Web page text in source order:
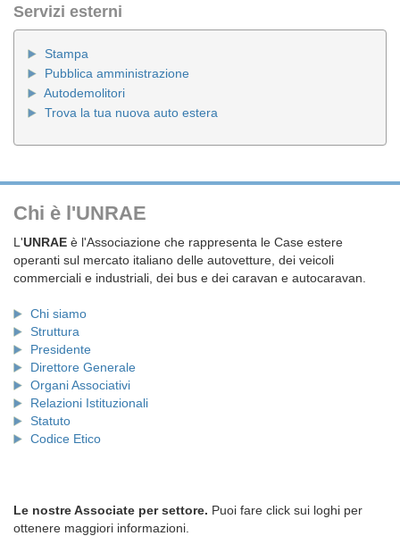
Servizi esterni
Stampa
Pubblica amministrazione
Autodemolitori
Trova la tua nuova auto estera
Chi è l'UNRAE
L'UNRAE è l'Associazione che rappresenta le Case estere
operanti sul mercato italiano delle autovetture, dei veicoli
commerciali e industriali, dei bus e dei caravan e autocaravan.
Chi siamo
Struttura
Presidente
Direttore Generale
Organi Associativi
Relazioni Istituzionali
Statuto
Codice Etico
Le nostre Associate per settore. Puoi fare click sui loghi per
ottenere maggiori informazioni.